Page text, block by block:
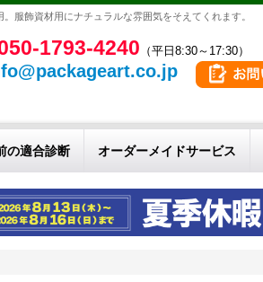
服飾資材用にナチュラルな雰囲気をそえてくれます。
1793-4240 （平日8:30～17:30）
の適合診断 オーダーメイドサービス